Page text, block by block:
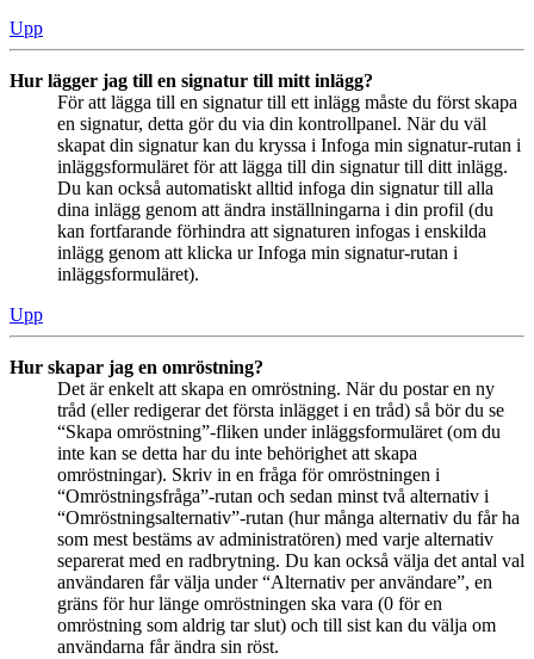
Upp
Hur lägger jag till en signatur till mitt inlägg?
För att lägga till en signatur till ett inlägg måste du först skapa
en signatur, detta gör du via din kontrollpanel. När du väl
skapat din signatur kan du kryssa i Infoga min signatur-rutan i
inläggsformuläret för att lägga till din signatur till ditt inlägg.
Du kan också automatiskt alltid infoga din signatur till alla
dina inlägg genom att ändra inställningarna i din profil (du
kan fortfarande förhindra att signaturen infogas i enskilda
inlägg genom att klicka ur Infoga min signatur-rutan i
inläggsformuläret).
Upp
Hur skapar jag en omröstning?
Det är enkelt att skapa en omröstning. När du postar en ny
tråd (eller redigerar det första inlägget i en tråd) så bör du se
“Skapa omröstning”-fliken under inläggsformuläret (om du
inte kan se detta har du inte behörighet att skapa
omröstningar). Skriv in en fråga för omröstningen i
“Omröstningsfråga”-rutan och sedan minst två alternativ i
“Omröstningsalternativ”-rutan (hur många alternativ du får ha
som mest bestäms av administratören) med varje alternativ
separerat med en radbrytning. Du kan också välja det antal val
användaren får välja under “Alternativ per användare”, en
gräns för hur länge omröstningen ska vara (0 för en
omröstning som aldrig tar slut) och till sist kan du välja om
användarna får ändra sin röst.